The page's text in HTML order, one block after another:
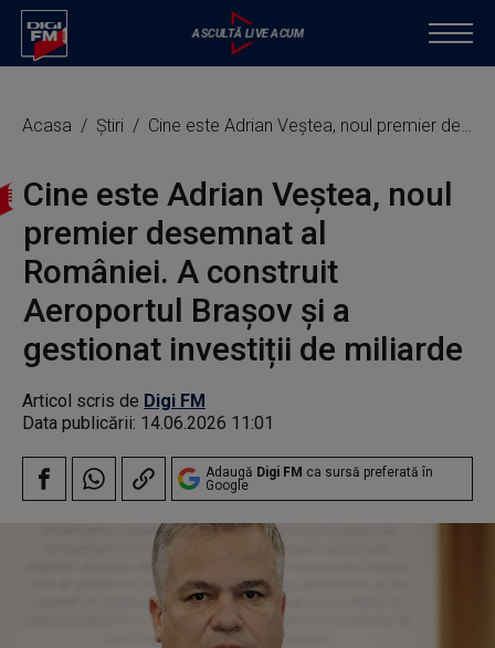
Acasa Știri Cine este Adrian Veștea, noul premier desemnat al României. A construit Aeroportul Brașov și a gestionat investiții de miliarde
Cine este Adrian Veștea, noul
premier desemnat al
României. A construit
Aeroportul Brașov și a
gestionat investiții de miliarde
Articol scris de Digi FM
Data publicării: 14.06.2026 11:01
Adaugă Digi FM ca sursă preferată în
Google